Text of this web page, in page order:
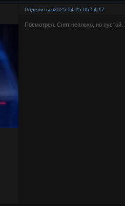
Поделиться2025-04-25 05:54:17
Посмотрел. Снят неплохо, но пустой.